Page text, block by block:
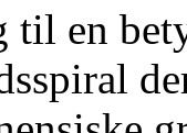
til en